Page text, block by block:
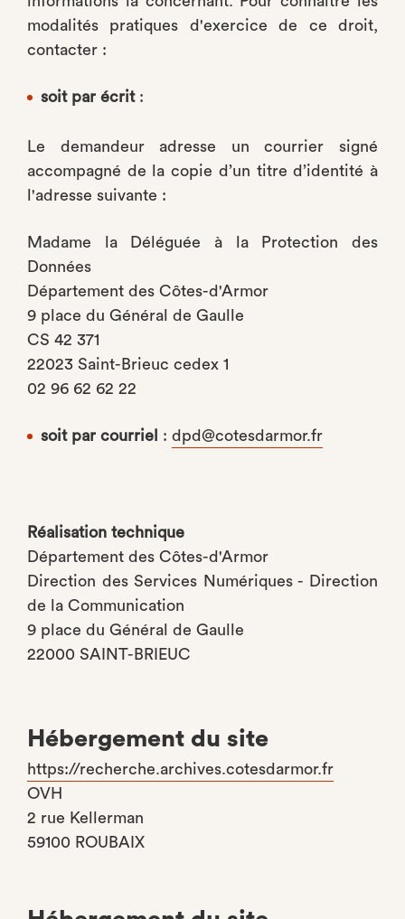
modalités pratiques d'exercice de ce droit,
contacter :
soit par écrit :
Le demandeur adresse un courrier signé
accompagné de la copie d’un titre d’identité à
l'adresse suivante :
Madame la Déléguée à la Protection des
Données
Département des Côtes-d'Armor
9 place du Général de Gaulle
CS 42 371
22023 Saint-Brieuc cedex 1
02 96 62 62 22
soit par courriel : dpd@cotesdarmor.fr
Réalisation technique
Département des Côtes-d'Armor
Direction des Services Numériques - Direction
de la Communication
9 place du Général de Gaulle
22000 SAINT-BRIEUC
Hébergement du site
https://recherche.archives.cotesdarmor.fr
OVH
2 rue Kellerman
59100 ROUBAIX